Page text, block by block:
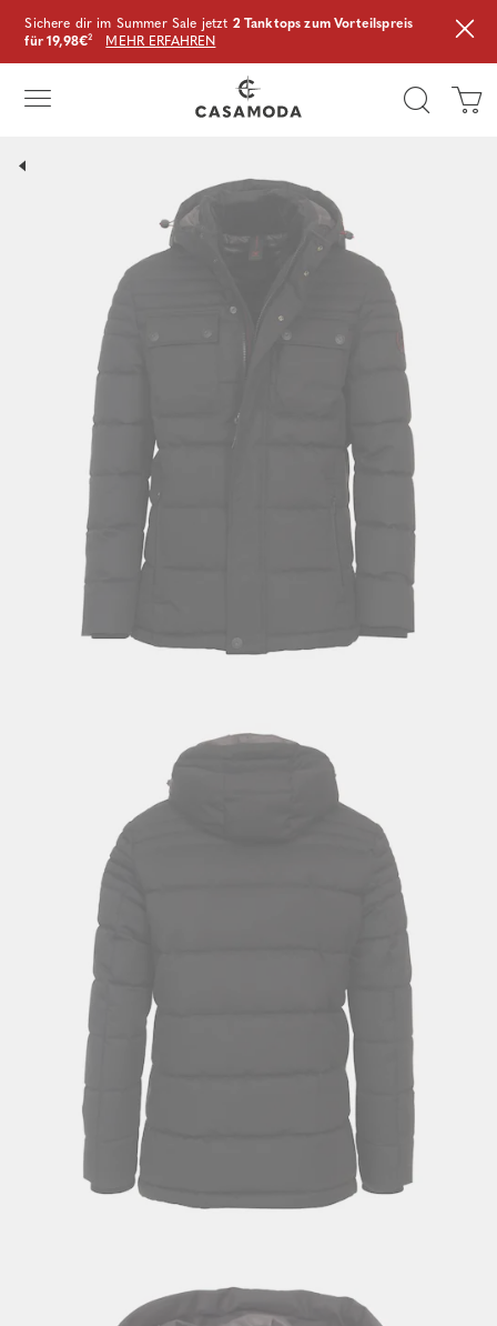
Sichere dir im Summer Sale jetzt 2 Tanktops zum Vorteilspreis
für 19,98€² MEHR ERFAHREN